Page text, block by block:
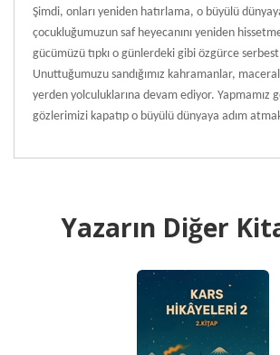
Şimdi, onları yeniden hatırlama, o büyülü
çocukluğumuzun saf heyecanını yeniden
gücümüzü tıpkı o günlerdeki gibi özgürce
Unuttuğumuzu sandığımız kahramanlar,
yerden yolculuklarına devam ediyor. Yapmamız
gözlerimizi kapatıp o büyülü dünyaya adım
Yazarın Diğer